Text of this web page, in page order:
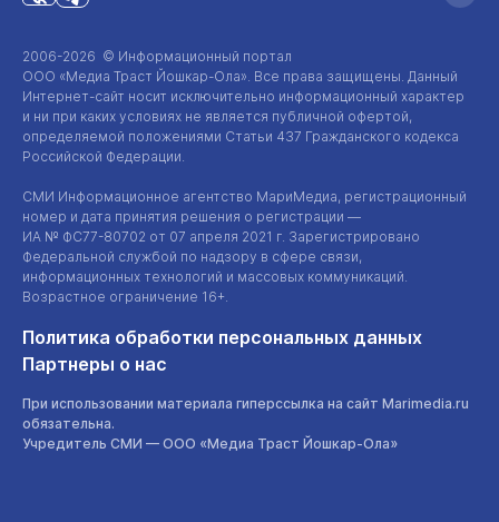
2006-2026 © Информационный портал
ООО «Медиа Траст Йошкар-Ола». Все права защищены. Данный
Интернет-сайт носит исключительно информационный характер
и ни при каких условиях не является публичной офертой,
определяемой положениями Статьи 437 Гражданского кодекса
Российской Федерации.
СМИ Информационное агентство МариМедиа, регистрационный
номер и дата принятия решения о регистрации —
ИА № ФС77-80702 от 07 апреля 2021 г. Зарегистрировано
Федеральной службой по надзору в сфере связи,
информационных технологий и массовых коммуникаций.
Возрастное ограничение 16+.
Политика обработки персональных данных
Партнеры о нас
При использовании материала гиперссылка на сайт Marimedia.ru
обязательна.
Учредитель СМИ — ООО «Медиа Траст Йошкар-Ола»